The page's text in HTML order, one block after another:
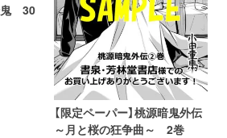
鬼 30
【限定ペーパー】桃源暗鬼外伝
～月と桜の狂争曲～ 2巻